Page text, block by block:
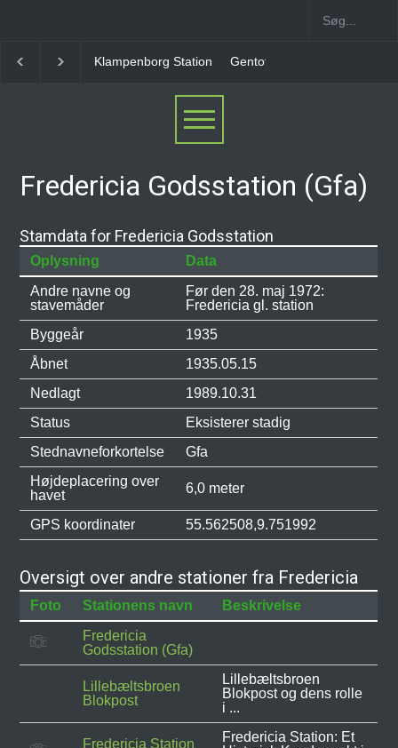
Gentofte Station Ny Ellebjerg Station [2006-2023]
Fredericia Godsstation (Gfa)
Stamdata for Fredericia Godsstation
Oplysning
Data
Andre navne og
stavemåder
Før den 28. maj 1972:
Fredericia gl. station
Byggeår
1935
Åbnet
1935.05.15
Nedlagt
1989.10.31
Status
Eksisterer stadig
Stednavneforkortelse
Gfa
Højdeplacering over
havet
6,0 meter
GPS koordinater 55.562508,9.751992
Oversigt over andre stationer fra Fredericia
Foto Stationens navn
Beskrivelse
Fredericia
Godsstation (Gfa)
Lillebæltsbroen
Blokpost
Lillebæltsbroen
Blokpost og dens rolle
i ...
Fredericia Station
Fredericia Station: Et